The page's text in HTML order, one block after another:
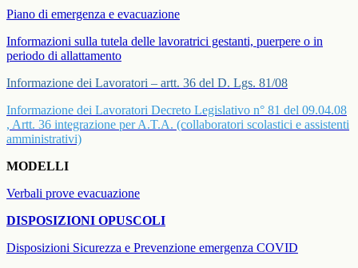
Piano di emergenza e evacuazione
Informazioni sulla tutela delle lavoratrici gestanti, puerpere o in
periodo di allattamento
Informazione dei Lavoratori – artt. 36 del D. Lgs. 81/08
Informazione dei Lavoratori Decreto Legislativo n° 81 del 09.04.08
, Artt. 36 integrazione per A.T.A. (collaboratori scolastici e assistenti
amministrativi)
MODELLI
Verbali prove evacuazione
DISPOSIZIONI OPUSCOLI
Disposizioni Sicurezza e Prevenzione emergenza COVID